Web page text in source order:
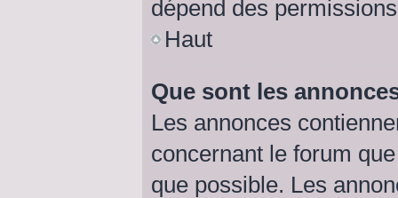
dépend des
Haut
Que sont les
Les annonces
concernant le forum
que possible. Les